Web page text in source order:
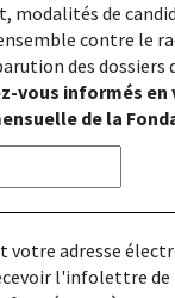
modalités de
contre le
des dossiers
vous informés en
de la
votre adresse
l'infolettre de